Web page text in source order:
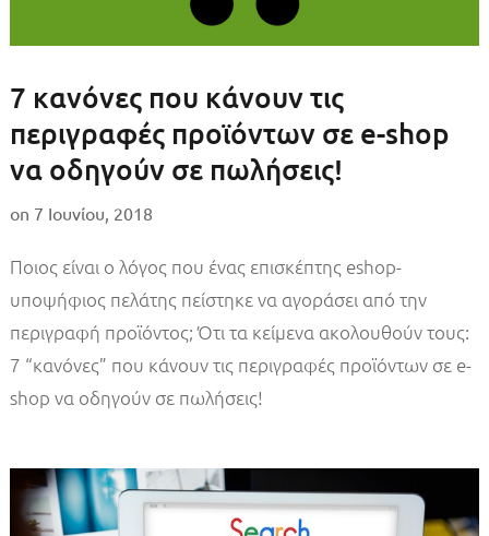
7 κανόνες που κάνουν τις
περιγραφές προϊόντων σε e-shop
να οδηγούν σε πωλήσεις!
on 7 Ιουνίου, 2018
Ποιος είναι ο λόγος που ένας επισκέπτης eshop-
υποψήφιος πελάτης πείστηκε να αγοράσει από την
περιγραφή προϊόντος; Ότι τα κείμενα ακολουθούν τους:
7 “κανόνες” που κάνουν τις περιγραφές προϊόντων σε e-
shop να οδηγούν σε πωλήσεις!